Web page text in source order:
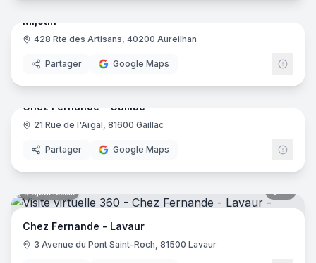
Mijotin
428 Rte des Artisans, 40200 Aureilhan
Partager Google Maps
10
Chez Fernande - Gaillac
21 Rue de l'Aïgal, 81600 Gaillac
Partager Google Maps
Ajout récent
Chez Fernande - Lavaur
3 Avenue du Pont Saint-Roch, 81500 Lavaur